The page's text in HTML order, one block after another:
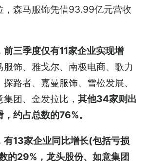
，森马服饰凭借93.99亿元营收
三季度仅有11家企业实现增
服饰、雅戈尔、南极电商、歌力
路者、嘉曼服饰、雪松发展、
集团、金发拉比，其他34家则出
约占总数的76%。
有13家企业同比增长(包括亏损
的29%，龙头股份、如意集团